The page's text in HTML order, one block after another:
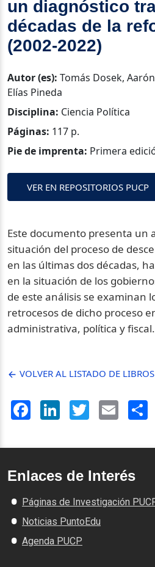
un diagnóstico
décadas de la
(2002-2022)
Autor (es): Tomás Dosek,
Elías Pineda
Disciplina: Ciencia Política
Páginas: 117 p.
Pie de imprenta: Primera
VER EN REPOSITORIOS PUCP
Este documento presenta un
situación del proceso de
en las últimas dos décadas,
en la situación de los
de este análisis se examinan
retrocesos de dicho proceso
administrativa, política y fiscal.
VOLVER AL LISTADO DE LIBROS
FacebookLinkedInTwitter Email
Enlaces de Interés
Páginas de Investigación
Noticias PuntoEdu
Agenda PUCP